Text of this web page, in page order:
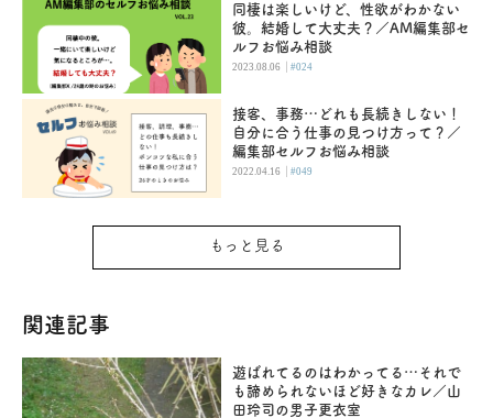
同棲は楽しいけど、性欲がわかない
彼。結婚して大丈夫？／AM編集部セ
ルフお悩み相談
2023.08.06 |#024
接客、事務…どれも長続きしない！
自分に合う仕事の見つけ方って？／
編集部セルフお悩み相談
2022.04.16 |#049
もっと見る
関連記事
遊ばれてるのはわかってる…それで
も諦められないほど好きなカレ／山
田玲司の男子更衣室